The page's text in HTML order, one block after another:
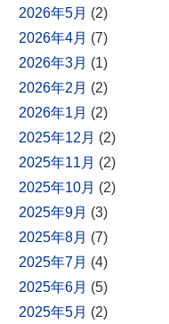
2026年5月 (2)
2026年4月 (7)
2026年3月 (1)
2026年2月 (2)
2026年1月 (2)
2025年12月 (2)
2025年11月 (2)
2025年10月 (2)
2025年9月 (3)
2025年8月 (7)
2025年7月 (4)
2025年6月 (5)
2025年5月 (2)